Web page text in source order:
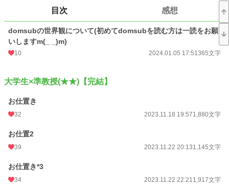
4,698 pt (2,173 位)
月間ポイント 22,256 pt (2,124 位)
年間ポイント 131,750 pt (4,705 位)
目次 感想
domsubの世界観について(初めてdomsubを読む方は一読をお願
いしますm(_ _)m)
10 2024.01.05 17:51365文字
大学生×準教授(★★)【完結】
お仕置き
32 2023.11.18 19:571,880文字
お仕置2
39 2023.11.22 20:131,145文字
お仕置き*3
34 2023.11.22 22:211,917文字